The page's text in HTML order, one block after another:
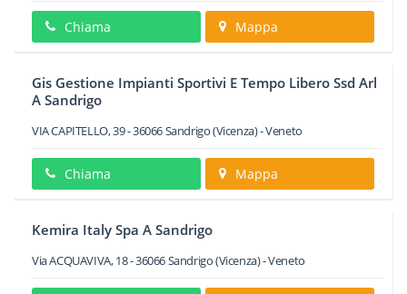
Chiama Mappa
Gis Gestione Impianti Sportivi E Tempo Libero Ssd Arl
A Sandrigo
VIA CAPITELLO, 39-36066Sandrigo(Vicenza) -Veneto
Chiama Mappa
Kemira Italy Spa A Sandrigo
Via ACQUAVIVA, 18-36066Sandrigo(Vicenza) -Veneto